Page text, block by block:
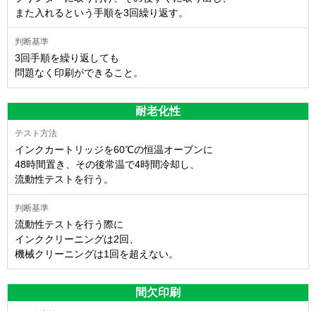
また入れるという手順を3回繰り返す。
3回手順を繰り返しても
問題なく印刷ができること。
耐老化性
インクカートリッジを60℃の恒温オーブンに
48時間置き、その後常温で4時間冷却し、
流動性テストを行う。
流動性テストを行う際に
インククリーニングは2回、
機械クリーニングは1回を超えない。
間欠印刷